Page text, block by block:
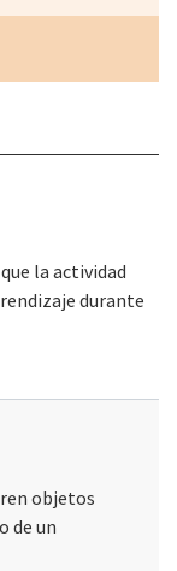
la actividad
durante
objetos
de un